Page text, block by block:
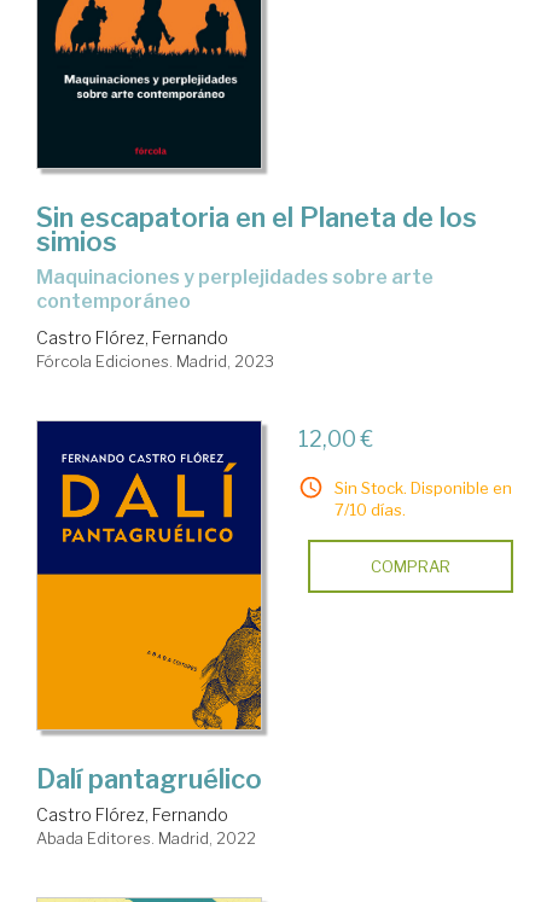
Sin escapatoria en el Planeta de los
simios
maquinaciones y perplejidades sobre arte
contemporáneo
Castro Flórez, Fernando
Fórcola Ediciones. Madrid, 2023
12,00 €
Sin Stock. Disponible en
7/10 días.
COMPRAR
Dalí pantagruélico
Castro Flórez, Fernando
Abada Editores. Madrid, 2022